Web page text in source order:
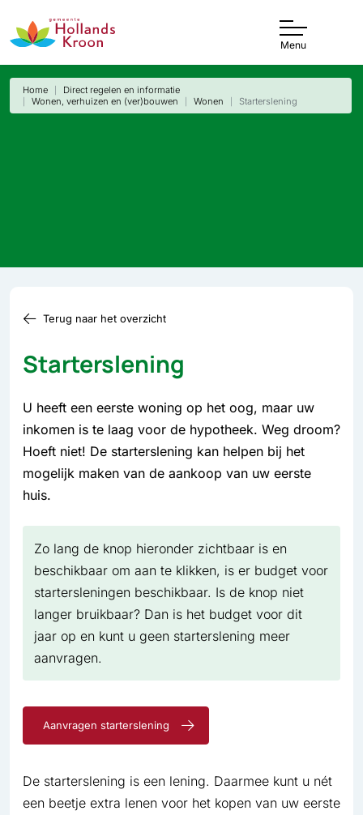
Menu
Home
Direct regelen en informatie
Wonen, verhuizen en (ver)bouwen
Wonen Starterslening
Terug naar het overzicht
Starterslening
U heeft een eerste woning op het oog, maar uw
inkomen is te laag voor de hypotheek. Weg droom?
Hoeft niet! De starterslening kan helpen bij het
mogelijk maken van de aankoop van uw eerste
huis.
Zo lang de knop hieronder zichtbaar is en
beschikbaar om aan te klikken, is er budget voor
startersleningen beschikbaar. Is de knop niet
langer bruikbaar? Dan is het budget voor dit
jaar op en kunt u geen starterslening meer
aanvragen.
Aanvragen starterslening
De starterslening is een lening. Daarmee kunt u nét
een beetje extra lenen voor het kopen van uw eerste